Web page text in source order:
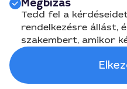
Megbízás
Tedd fel a
rendelkezésre állást,
szakembert, amikor